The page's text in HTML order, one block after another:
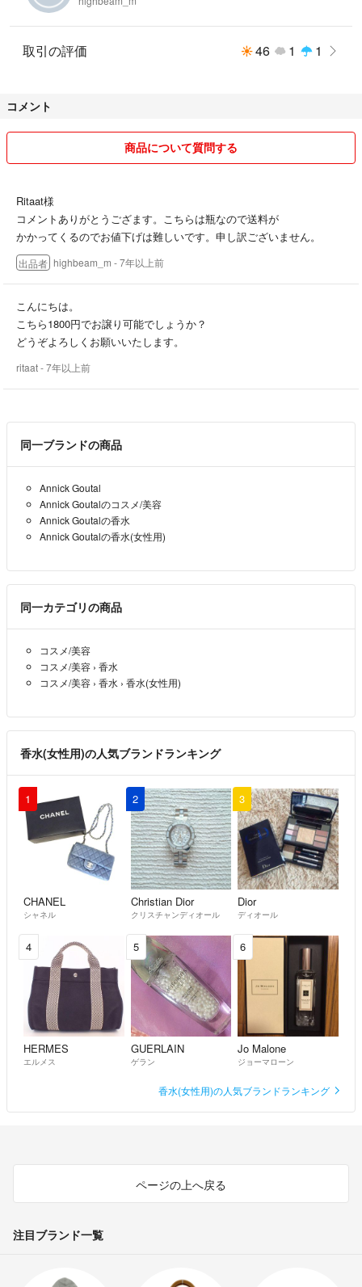
取引の評価 46 1 1
コメント
商品について質問する
Ritaat様
コメントありがとうござます。こちらは瓶なので送料が
かかってくるのでお値下げは難しいです。申し訳ございません。
出品者 highbeam_m - 7年以上前
こんにちは。
こちら1800円でお譲り可能でしょうか？
どうぞよろしくお願いいたします。
ritaat- 7年以上前
同一ブランドの商品
Annick Goutal
Annick Goutalのコスメ/美容
Annick Goutalの香水
Annick Goutalの香水(女性用)
同一カテゴリの商品
コスメ/美容
コスメ/美容 › 香水
コスメ/美容 › 香水 › 香水(女性用)
香水(女性用)の人気ブランドランキング
1
CHANEL
シャネル
2
Christian Dior
クリスチャンディオール
3
Dior
ディオール
4
HERMES
エルメス
5
GUERLAIN
ゲラン
6
Jo Malone
ジョーマローン
香水(女性用)の人気ブランドランキング
ページの上へ戻る
注目ブランド一覧